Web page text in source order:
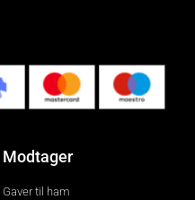
Modtager
Gaver til ham